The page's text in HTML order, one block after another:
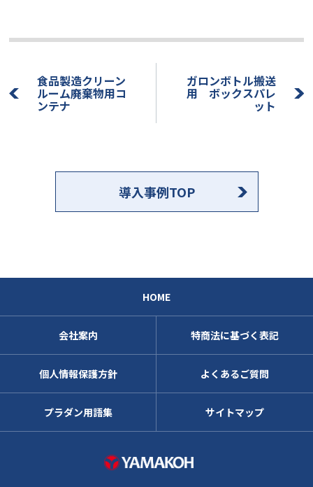
食品製造クリーン
ルーム廃棄物用コ
ンテナ
ガロンボトル搬送
用 ボックスパレ
ット
導入事例TOP
HOME
会社案内 特商法に基づく表記
個人情報保護方針 よくあるご質問
プラダン用語集 サイトマップ